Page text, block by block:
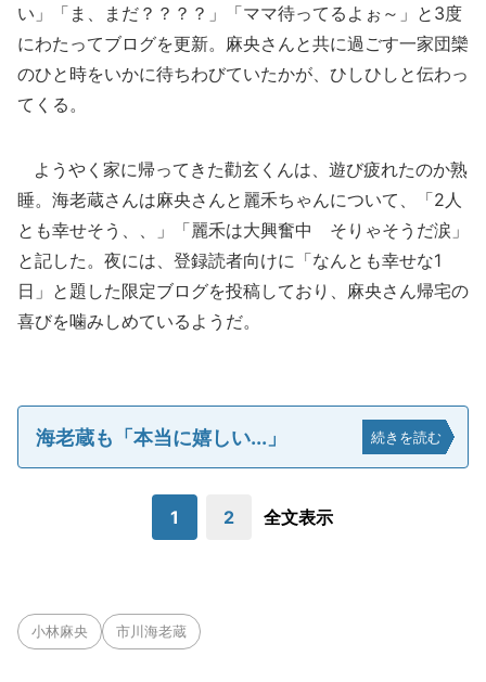
い」「ま、まだ？？？？」「ママ待ってるよぉ～」と3度
にわたってブログを更新。麻央さんと共に過ごす一家団欒
のひと時をいかに待ちわびていたかが、ひしひしと伝わっ
てくる。
ようやく家に帰ってきた勸玄くんは、遊び疲れたのか熟
睡。海老蔵さんは麻央さんと麗禾ちゃんについて、「2人
とも幸せそう、、」「麗禾は大興奮中 そりゃそうだ涙」
と記した。夜には、登録読者向けに「なんとも幸せな1
日」と題した限定ブログを投稿しており、麻央さん帰宅の
喜びを噛みしめているようだ。
海老蔵も「本当に嬉しい...」 続きを読む
1 2 全文表示
小林麻央 市川海老蔵